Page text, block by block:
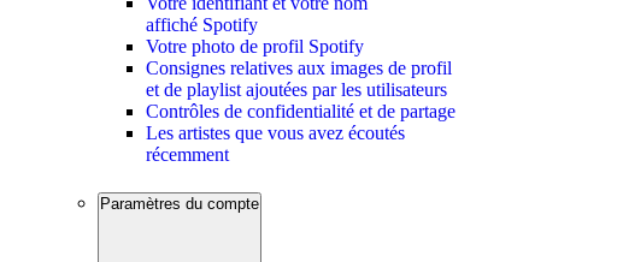
affiché Spotify
Votre photo de profil Spotify
Consignes relatives aux images de profil
et de playlist ajoutées par les utilisateurs
Contrôles de confidentialité et de partage
Les artistes que vous avez écoutés
récemment
Paramètres du compte